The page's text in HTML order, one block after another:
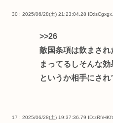
30 : 2025/06/28(土) 21:23:04.28
>>26
敵国条項は飲まさ
まってるしそんな効
というか相手にさ
17 : 2025/06/28(土) 19:37:36.79